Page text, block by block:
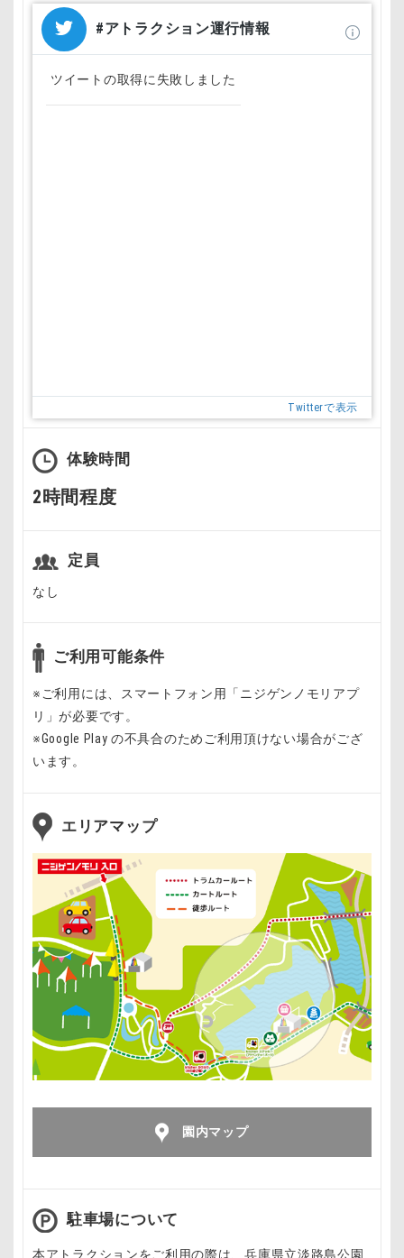
#アトラクション運行情報
ツイートの取得に失敗しました
Twitterで表示
体験時間
2時間程度
定員
なし
ご利用可能条件
※ご利用には、スマートフォン用「ニジゲンノモリアプ
リ」が必要です。
※Google Play の不具合のためご利用頂けない場合がござ
います。
エリアマップ
園内マップ
駐車場について
本アトラクションをご利用の際は、兵庫県立淡路島公園